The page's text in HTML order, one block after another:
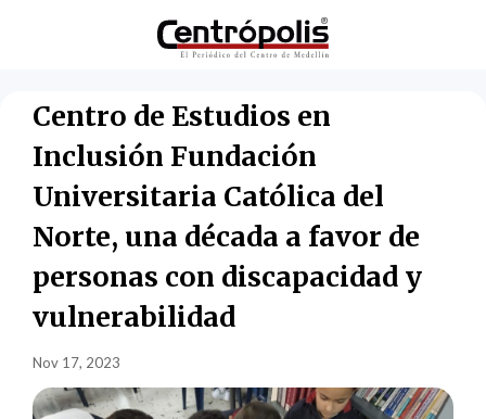
Centro de Estudios en
Inclusión Fundación
Universitaria Católica del
Norte, una década a favor de
personas con discapacidad y
vulnerabilidad
Nov 17, 2023